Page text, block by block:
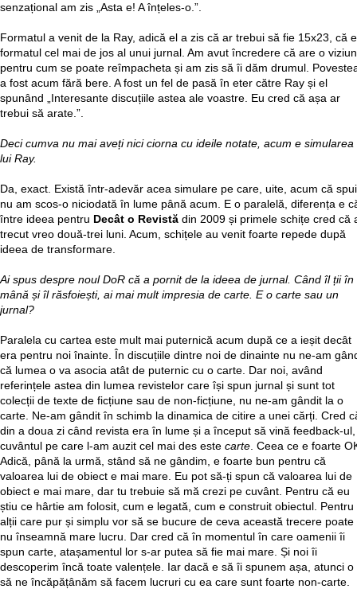
senzațional am zis „Asta e! A înțeles-o.”.
Formatul a venit de la Ray, adică el a zis că ar trebui să fie 15x23, că e
formatul cel mai de jos al unui jurnal. Am avut încredere că are o
pentru cum se poate reîmpacheta și am zis să îi dăm drumul.
a fost acum fără bere. A fost un fel de pasă în eter către Ray și el
spunând „Interesante discuțiile astea ale voastre. Eu cred că așa ar
trebui să arate.”.
Deci cumva nu mai aveți nici ciorna cu ideile notate, acum e simularea
lui Ray.
Da, exact. Există într-adevăr acea simulare pe care, uite, acum că
nu am scos-o niciodată în lume până acum. E o paralelă, diferența e
între ideea pentru Decât o Revistă din 2009 și primele schițe cred că
trecut vreo două-trei luni. Acum, schițele au venit foarte repede după
ideea de transformare.
Ai spus despre noul DoR că a pornit de la ideea de jurnal. Când îl ții în
mână și îl răsfoiești, ai mai mult impresia de carte. E o carte sau un
jurnal?
Paralela cu cartea este mult mai puternică acum după ce a ieșit decât
era pentru noi înainte. În discuțiile dintre noi de dinainte nu ne-am
că lumea o va asocia atât de puternic cu o carte. Dar noi, având
referințele astea din lumea revistelor care își spun jurnal și sunt tot
colecții de texte de ficțiune sau de non-ficțiune, nu ne-am gândit la o
carte. Ne-am gândit în schimb la dinamica de citire a unei cărți. Cred
din a doua zi când revista era în lume și a început să vină feedback-ul,
cuvântul pe care l-am auzit cel mai des este carte. Ceea ce e foarte
Adică, până la urmă, stând să ne gândim, e foarte bun pentru că
valoarea lui de obiect e mai mare. Eu pot să-ți spun că valoarea lui de
obiect e mai mare, dar tu trebuie să mă crezi pe cuvânt. Pentru că eu
știu ce hârtie am folosit, cum e legată, cum e construit obiectul. Pentru
alții care pur și simplu vor să se bucure de ceva această trecere poate
nu înseamnă mare lucru. Dar cred că în momentul în care oamenii îi
spun carte, atașamentul lor s-ar putea să fie mai mare. Și noi îi
descoperim încă toate valențele. Iar dacă e să îi spunem așa, atunci o
să ne încăpățânăm să facem lucruri cu ea care sunt foarte non-carte.